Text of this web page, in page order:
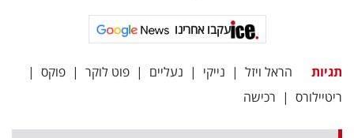
עקבו אחרינו
תגיות הראל ויזל | נייקי | נעליים | פוט לוקר | פוקס |
ריטיילורס | רכישה